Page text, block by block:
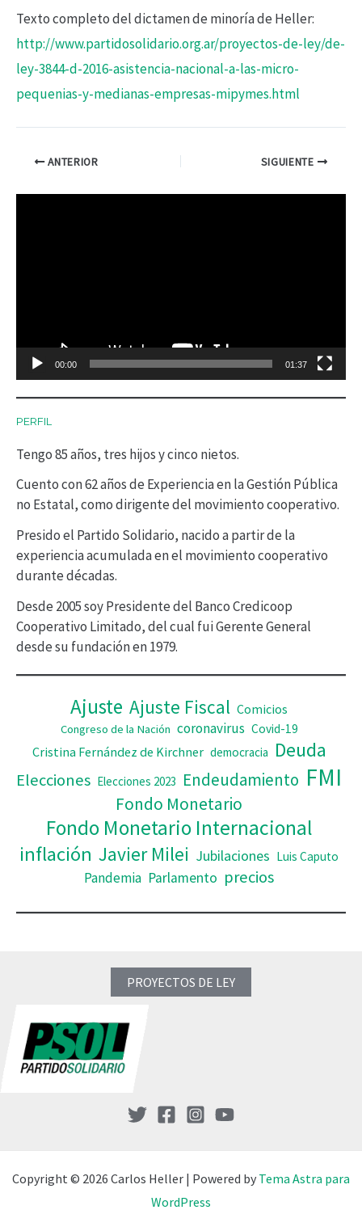
Texto completo del dictamen de minoría de Heller:
http://www.partidosolidario.org.ar/proyectos-de-ley/de-
ley-3844-d-2016-asistencia-nacional-a-las-micro-
pequenias-y-medianas-empresas-mipymes.html
ANTERIOR SIGUIENTE
d
c
t
o
r
d
e
v
d
e
o
00:00 01:37
PERFIL
Tengo 85 años, tres hijos y cinco nietos.
Cuento con 62 años de Experiencia en la Gestión Pública
no Estatal, como dirigente del movimiento cooperativo.
Presido el Partido Solidario, nacido a partir de la
experiencia acumulada en el movimiento cooperativo
durante décadas.
Desde 2005 soy Presidente del Banco Credicoop
Cooperativo Limitado, del cual fui Gerente General
desde su fundación en 1979.
Ajuste Ajuste Fiscal Comicios
Congreso de la Nación coronavirus Covid-19
Cristina Fernández de Kirchner democracia Deuda
Elecciones Elecciones 2023 Endeudamiento FMI
Fondo Monetario
Fondo Monetario Internacional
inflación Javier Milei Jubilaciones Luis Caputo
Pandemia Parlamento precios
PROYECTOS DE LEY
Copyright © 2026 Carlos Heller | Powered by Tema Astra para
WordPress